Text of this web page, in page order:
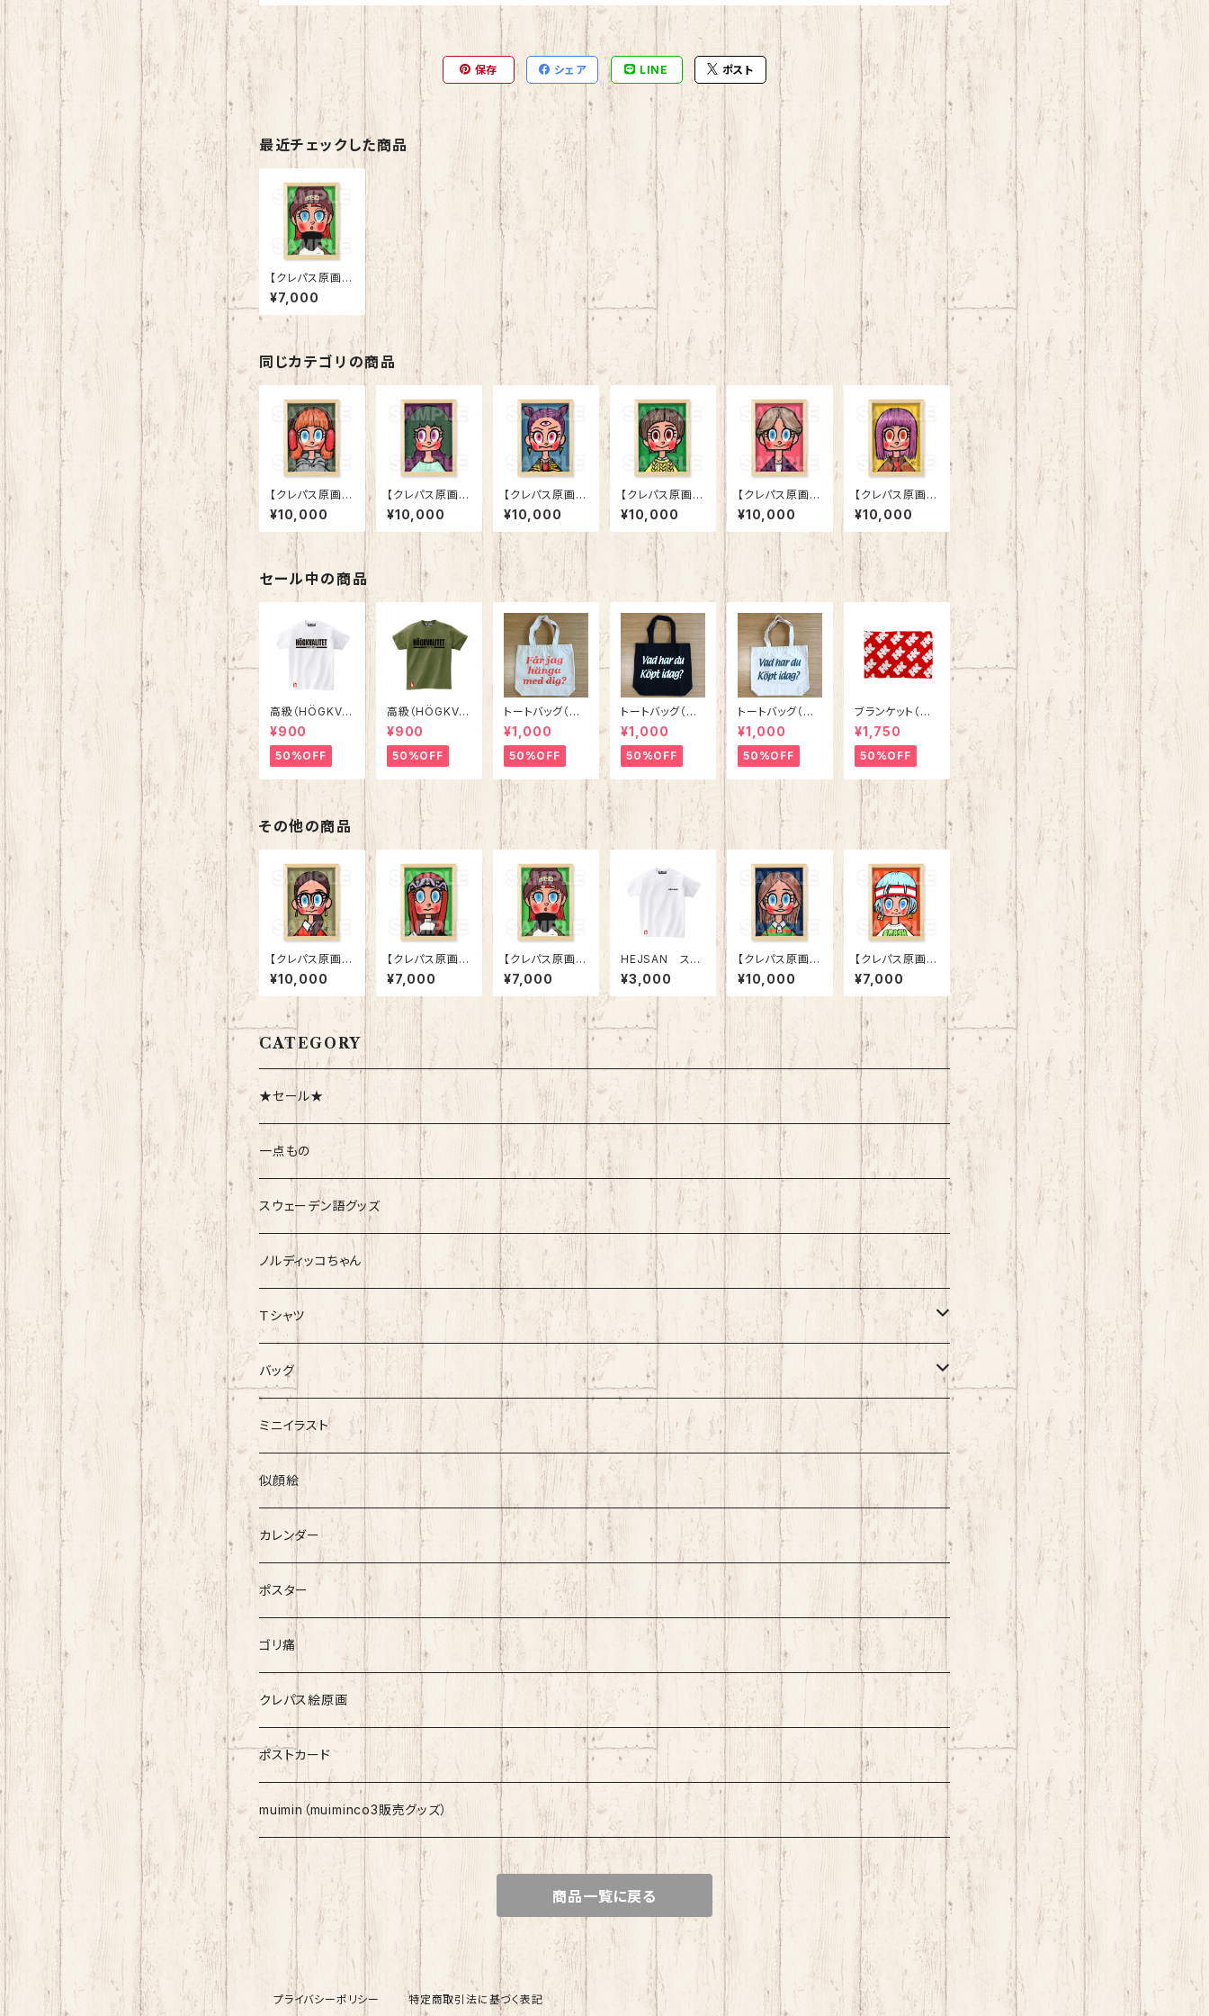
保存 シェア LINE ポスト
最近チェックした商品
【クレパス原画】
「24-02 PA
R?」
¥7,000
同じカテゴリの商品
【クレパス原画】
「25-00 初心」
¥10,000
【クレパス原画】
「25-01 モル
ン」
¥10,000
【クレパス原画】
「25-02 デント
レージェ」
¥10,000
【クレパス原画】
「25-03 ネー
ヴス」
¥10,000
【クレパス原画】
「25-04 コット
ホール」
¥10,000
【クレパス原画】
「25-05 ヤッ
ケ」
¥10,000
セール中の商品
高級（HÖGKVA
LITET）Ｔシャ
ツ ホワイト
¥900
50%OFF
高級（HÖGKVA
LITET）Ｔシャ
ツ オリーブ
¥900
50%OFF
トートバッグ（つ
いて行ってい
い？） ナチュラ
ルxサーモンピン
ク
¥1,000
50%OFF
トートバッグ（今
日は何を買った
の？） ブラック
xホワイト
¥1,000
50%OFF
トートバッグ（今
日は何を買った
の？） ナチュラ
ルxダークグリー
ン
¥1,000
50%OFF
ブランケット（HÖ
GKVALITET）レ
ッド
¥1,750
50%OFF
その他の商品
【クレパス原画】
「25-09 グラ
ス」
¥10,000
【クレパス原画】
「24-10 ヘッド
アップな子」
¥7,000
【クレパス原画】
「24-02 PA
R?」
¥7,000
HEJSAN スー
パーロゴTシャツ
¥3,000
【クレパス原画】
「25-07 ラガ
ー」
¥10,000
【クレパス原画】
「テニス 202
0」
¥7,000
CATEGORY
★セール★
一点もの
スウェーデン語グッズ
ノルディッコちゃん
Ｔシャツ
Mサイズ限定1枚ずつ レアT特集 >>click
バッグ
ぶらりバッグ
ミニイラスト
似顔絵
カレンダー
ポスター
ゴリ痛
クレパス絵原画
ポストカード
muimin（muiminco3販売グッズ）
商品一覧に戻る
プライバシーポリシー 特定商取引法に基づく表記